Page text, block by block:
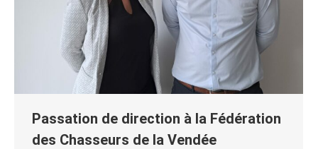
Passation de direction à la Fédération
des Chasseurs de la Vendée